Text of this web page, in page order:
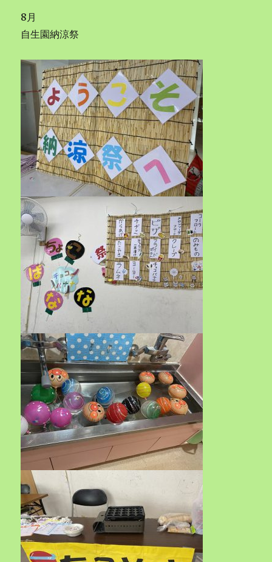
8月
自生園納涼祭